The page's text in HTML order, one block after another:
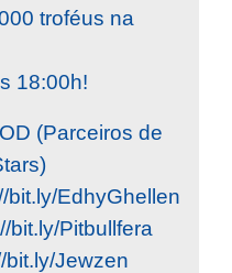
troféus na
18:00h!
(Parceiros de
EdhyGhellen
bit.ly/Pitbullfera
Jewzen